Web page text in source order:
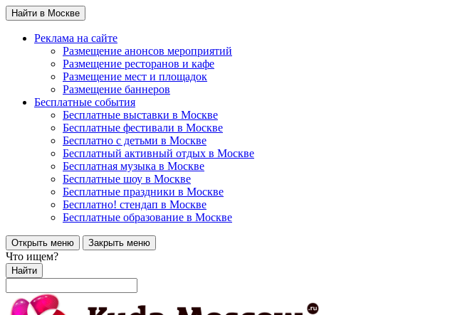
Найти в Москве
Реклама на сайте
Размещение анонсов мероприятий
Размещение ресторанов и кафе
Размещение мест и площадок
Размещение баннеров
Бесплатные события
Бесплатные выставки в Москве
Бесплатные фестивали в Москве
Бесплатно с детьми в Москве
Бесплатный активный отдых в Москве
Бесплатная музыка в Москве
Бесплатные шоу в Москве
Бесплатные праздники в Москве
Бесплатно! стендап в Москве
Бесплатные образование в Москве
Открыть меню Закрыть меню
Что ищем?
Найти